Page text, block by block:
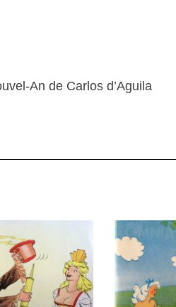
An de Carlos d’Aguila